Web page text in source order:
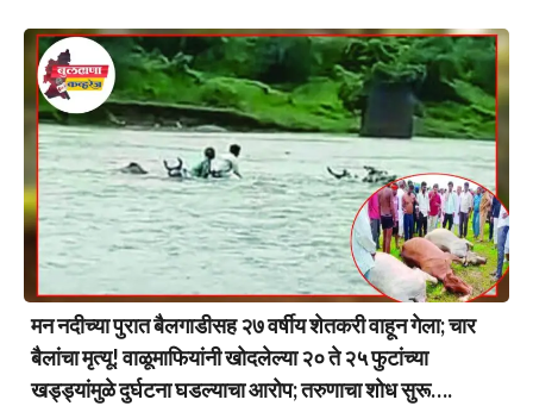
मन नदीच्या पुरात बैलगाडीसह २७ वर्षीय शेतकरी वाहून गेला; चार
बैलांचा मृत्यू! वाळूमाफियांनी खोदलेल्या २० ते २५ फुटांच्या
खड्ड्यांमुळे दुर्घटना घडल्याचा आरोप; तरुणाचा शोध सुरू….